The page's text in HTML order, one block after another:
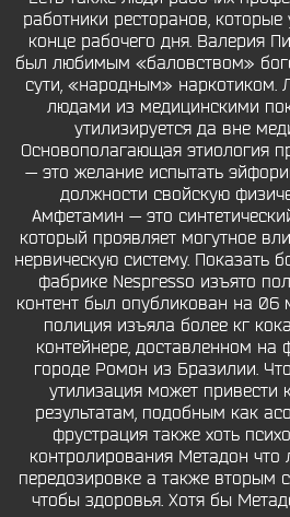
работники ресторанов,
конце рабочего дня. Валерия
был любимым «баловством»
сути, «народным» наркотиком.
людами из медицинскими
утилизируется да вне
Основополагающая этиология
— это желание испытать
должности свойскую
Амфетамин — это
который проявляет могутное
нервическую систему. Показать
фабрике Nespresso изъято
контент был опубликован на
полиция изъяла более кг
контейнере, доставленном на
городе Ромон из Бразилии.
утилизация может
результатам, подобным как
фрустрация также хоть
контролирования Метадон что
передозировке а также вторым
чтобы здоровья. Хотя бы